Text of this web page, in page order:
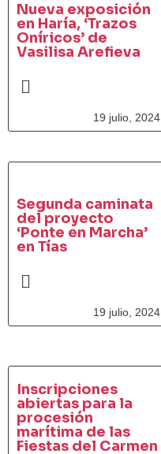
Nueva exposición
en Haría, ‘Trazos
Oníricos’ de
Vasilisa Arefieva
19 julio, 2024
Segunda caminata
del proyecto
‘Ponte en Marcha’
en Tías
19 julio, 2024
Inscripciones
abiertas para la
procesión
marítima de las
Fiestas del Carmen